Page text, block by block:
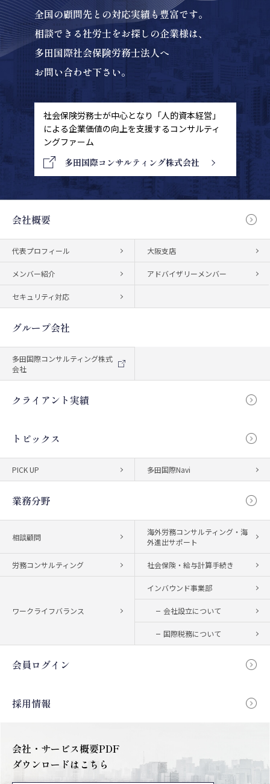
全国の顧問先との対応実績も豊富です。
相談できる社労士をお探しの企業様は、
多田国際社会保険労務士法人へ
お問い合わせ下さい。
社会保険労務士が中心となり「人的資本経営」
による企業価値の向上を支援するコンサルティ
ングファーム
多田国際コンサルティング株式会社
会社概要
代表プロフィール 大阪支店
メンバー紹介 アドバイザリーメンバー
セキュリティ対応
グループ会社
多田国際コンサルティング株式
会社
クライアント実績
トピックス
PICK UP 多田国際Navi
業務分野
相談顧問
海外労務コンサルティング・海
外進出サポート
労務コンサルティング 社会保険・給与計算手続き
ワークライフバランス
インバウンド事業部
会社設立について
国際税務について
会員ログイン
採用情報
会社・サービス概要PDF
ダウンロードはこちら